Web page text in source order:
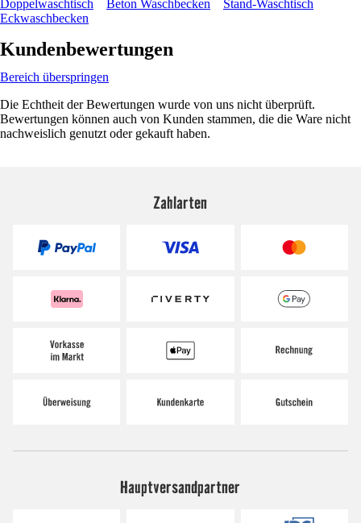
Doppelwaschtisch Beton Waschbecken
Stand-Waschtisch
Eckwaschbecken
Kundenbewertungen
Bereich überspringen
Die Echtheit der Bewertungen wurde von uns nicht überprüft.
Bewertungen können auch von Kunden stammen, die die Ware nicht
nachweislich genutzt oder gekauft haben.
Zahlarten
Hauptversandpartner